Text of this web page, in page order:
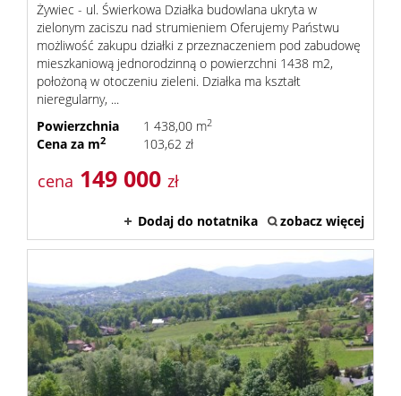
Żywiec - ul. Świerkowa Działka budowlana ukryta w
zielonym zaciszu nad strumieniem Oferujemy Państwu
możliwość zakupu działki z przeznaczeniem pod zabudowę
mieszkaniową jednorodzinną o powierzchni 1438 m2,
położoną w otoczeniu zieleni. Działka ma kształt
nieregularny, ...
Powierzchnia
1 438,00 m2
Cena za m2 103,62 zł
cena 149 000 zł
Dodaj do notatnika zobacz więcej